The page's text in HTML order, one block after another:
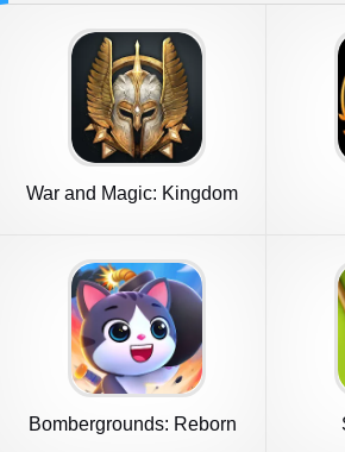
War and Magic: Kingdom
Bombergrounds: Reborn